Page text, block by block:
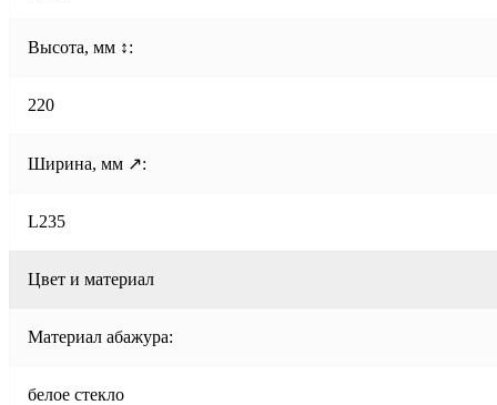
Высота, мм ↕:
220
Ширина, мм ↗:
L235
Цвет и материал
Материал абажура:
белое стекло